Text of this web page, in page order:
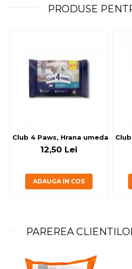
PRODUSE
Club 4 Paws, Hrana umeda caini
12,50 Lei
ADAUGA IN COS
PAREREA